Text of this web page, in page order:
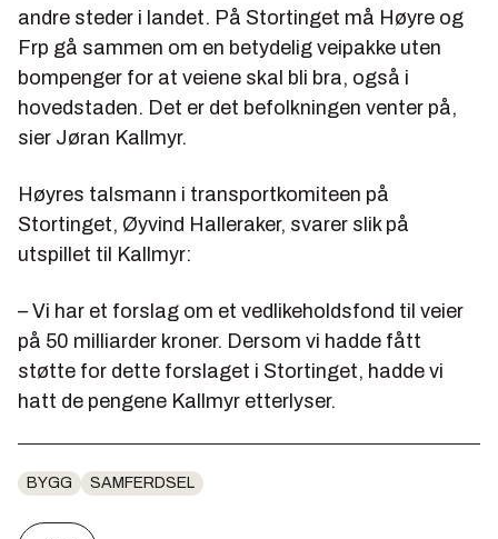
andre steder i landet. På Stortinget må Høyre og
Frp gå sammen om en betydelig veipakke uten
bompenger for at veiene skal bli bra, også i
hovedstaden. Det er det befolkningen venter på,
sier Jøran Kallmyr.
Høyres talsmann i transportkomiteen på
Stortinget, Øyvind Halleraker, svarer slik på
utspillet til Kallmyr:
– Vi har et forslag om et vedlikeholdsfond til veier
på 50 milliarder kroner. Dersom vi hadde fått
støtte for dette forslaget i Stortinget, hadde vi
hatt de pengene Kallmyr etterlyser.
BYGG SAMFERDSEL